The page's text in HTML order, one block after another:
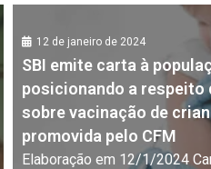
12 de janeiro de 2024
SBI emite carta à
posicionando a respeito
sobre vacinação de
promovida pelo CFM
Elaboração em 12/1/2024